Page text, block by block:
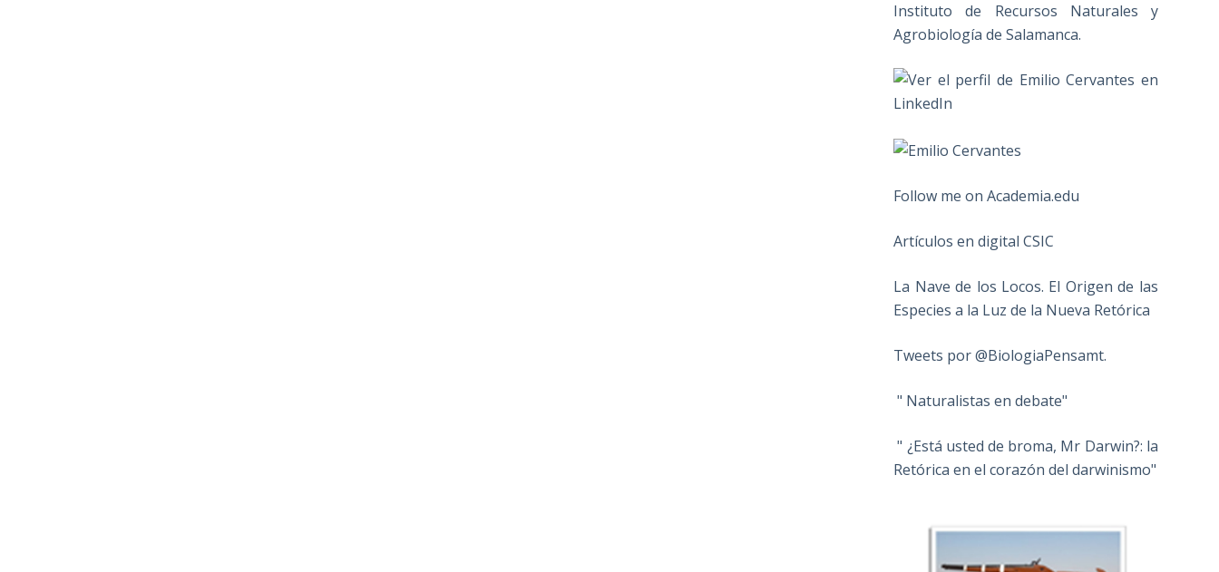
Instituto de Recursos Naturales y
Agrobiología de Salamanca.
Follow me on Academia.edu
Artículos en digital CSIC
La Nave de los Locos. El Origen de las
Especies a la Luz de la Nueva Retórica
Tweets por @BiologiaPensamt.
" Naturalistas en debate"
" ¿Está usted de broma, Mr Darwin?: la
Retórica en el corazón del darwinismo"